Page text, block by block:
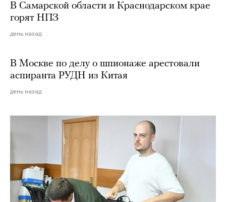
В Самарской области и Краснодарском крае
горят НПЗ
день назад
В Москве по делу о шпионаже арестовали
аспиранта РУДН из Китая
день назад